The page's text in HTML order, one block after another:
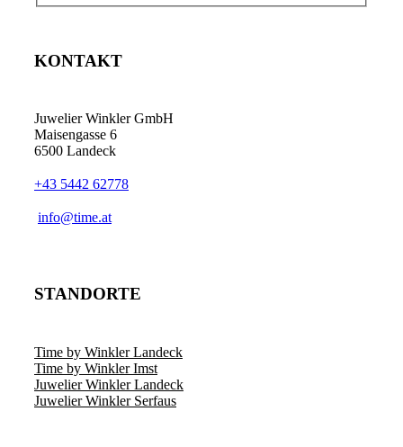
KONTAKT
Juwelier Winkler GmbH
Maisengasse 6
6500 Landeck
+43 5442 62778
info@time.at
STANDORTE
Time by Winkler Landeck
Time by Winkler Imst
Juwelier Winkler Landeck
Juwelier Winkler Serfaus